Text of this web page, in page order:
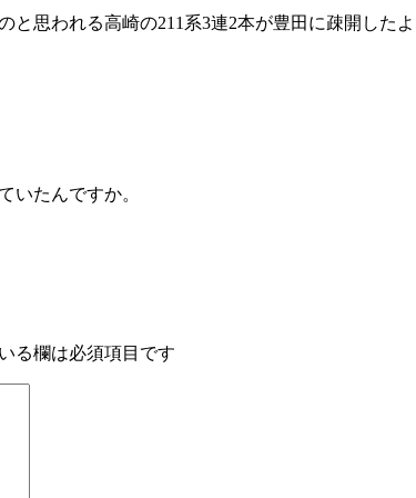
思われる高崎の211系3連2本が豊田に疎開した
いたんですか。
る欄は必須項目です